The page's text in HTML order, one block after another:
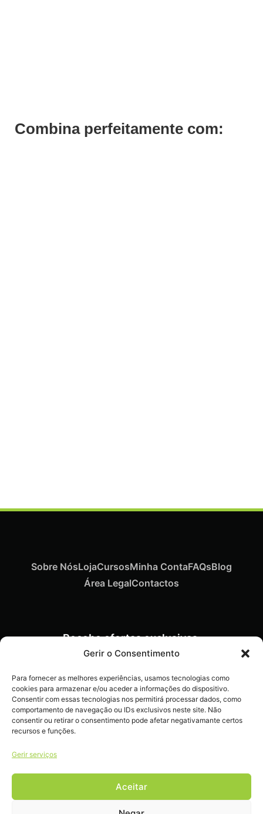
Gerir o Consentimento
Para fornecer as melhores experiências, usamos tecnologias como
cookies para armazenar e/ou aceder a informações do dispositivo.
Consentir com essas tecnologias nos permitirá processar dados, como
comportamento de navegação ou IDs exclusivos neste site. Não
consentir ou retirar o consentimento pode afetar negativamante certos
recursos e funções.
Gerir serviços
Aceitar
Combina perfeitamente com:
Recebe ofertas exclusivas,
novidades e dicas
teu e-mail.
Sobre NósLojaCursosMinha ContaFAQsBlog
Área LegalContactos